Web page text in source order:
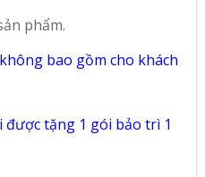
phẩm.
bao gồm cho khách
tặng 1 gói bảo trì 1